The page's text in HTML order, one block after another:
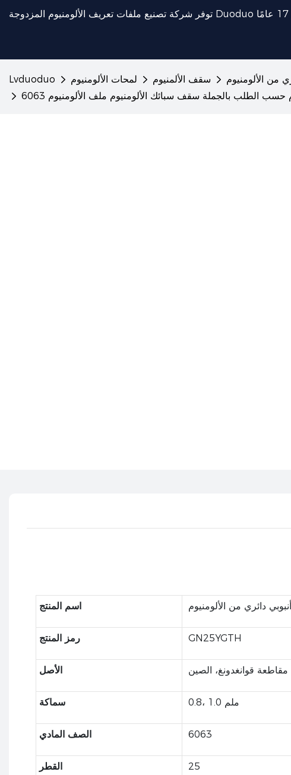
Lvduoduo لمحات الألومنيوم سقف الألمنيوم
من الألومنيوم
اسم المنتج دائري من الألومنيوم
رمز المنتج GN25YGTH
الأصل قوانغدونغ، الصين
سماكة 0.8، 1.0 ملم
الصف المادي 6063
القطر 25